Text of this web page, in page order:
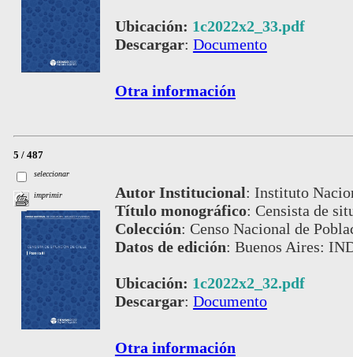
Ubicación: 1c2022x2_33.pdf
Descargar: Documento
Otra información
5 / 487
seleccionar
imprimir Autor Institucional: Instituto
Título monográfico: Censista de
Colección: Censo Nacional de
Datos de edición: Buenos Aires:
Ubicación: 1c2022x2_32.pdf
Descargar: Documento
Otra información